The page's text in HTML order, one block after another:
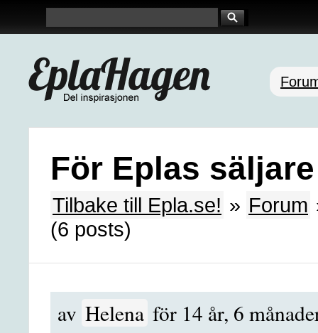
För Eplas
Tilbake till Epla.se! » Forum
(6 posts)
av Helena för 14 år, 6